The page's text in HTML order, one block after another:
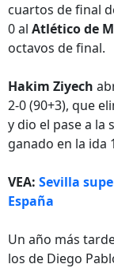
cuartos de final
0 al Atlético de
octavos de final.
Hakim Ziyech
2-0 (90+3), que
y dio el pase a la
ganado en la ida
VEA: Sevilla
España
Un año más
los de Diego